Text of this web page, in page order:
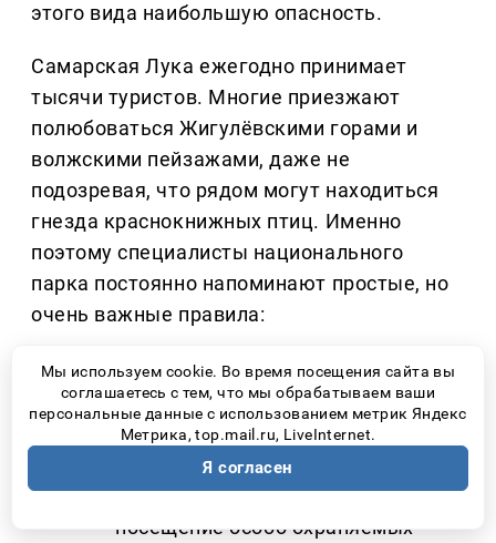
этого вида наибольшую опасность.
Самарская Лука ежегодно принимает
тысячи туристов. Многие приезжают
полюбоваться Жигулёвскими горами и
волжскими пейзажами, даже не
подозревая, что рядом могут находиться
гнезда краснокнижных птиц. Именно
поэтому специалисты национального
парка постоянно напоминают простые, но
очень важные правила:
Не приближаться к гнездам диких
птиц.
Не сходить с официальных
туристических маршрутов.
посещение особо охраняемых
Мы используем cookie. Во время посещения сайта вы
соглашаетесь с тем, что мы обрабатываем ваши
персональные данные с использованием метрик Яндекс
Метрика, top.mail.ru, LiveInternet.
Я согласен